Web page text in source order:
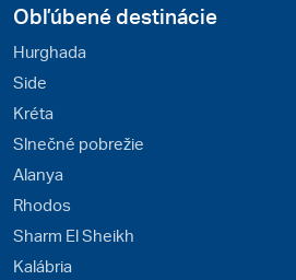
Obľúbené destinácie
Hurghada
Side
Kréta
Slnečné pobrežie
Alanya
Rhodos
Sharm El Sheikh
Kalábria